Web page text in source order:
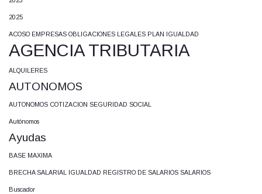
2025
ACOSO EMPRESAS OBLIGACIONES LEGALES PLAN IGUALDAD
AGENCIA TRIBUTARIA
ALQUILERES
AUTONOMOS
AUTONOMOS COTIZACION SEGURIDAD SOCIAL
Autónomos
Ayudas
BASE MAXIMA
BRECHA SALARIAL IGUALDAD REGISTRO DE SALARIOS SALARIOS
Buscador